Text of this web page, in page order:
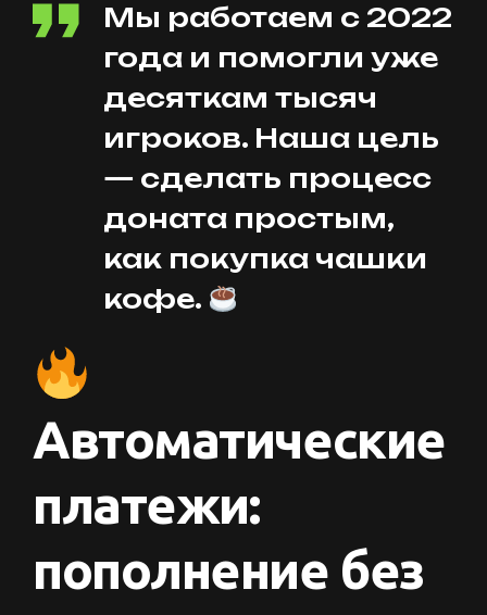
Мы работаем с 2022
года и помогли уже
десяткам тысяч
игроков. Наша цель
— сделать процесс
доната простым,
как покупка чашки
кофе.
Автоматические
платежи:
пополнение без